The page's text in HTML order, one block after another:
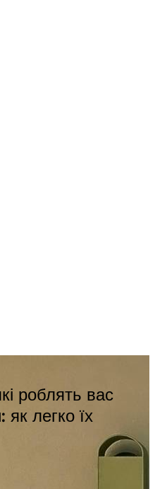
роблять вас
як легко їх